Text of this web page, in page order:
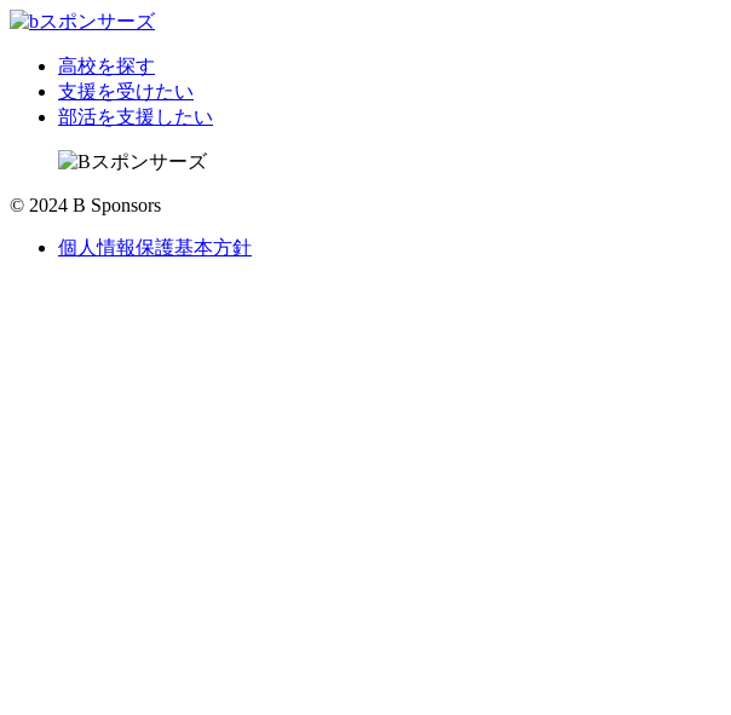
高校を探す
支援を受けたい
部活を支援したい
© 2024 B Sponsors
個人情報保護基本方針